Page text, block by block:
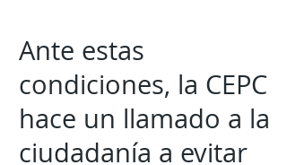
Ante estas
condiciones, la CEPC
hace un llamado a la
ciudadanía a evitar